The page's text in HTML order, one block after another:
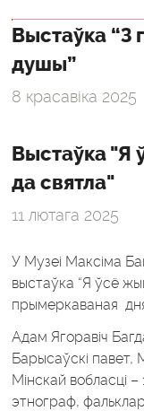
Выстаўка “З
душы”
8 красавіка 2025
Выстаўка "Я
да святла"
11 лютага 2025
У Музеі Максіма
выстаўка “Я ўсё
прымеркаваная
Адам Ягоравіч
Барысаўскі павет,
Мінскай вобласці
этнограф,